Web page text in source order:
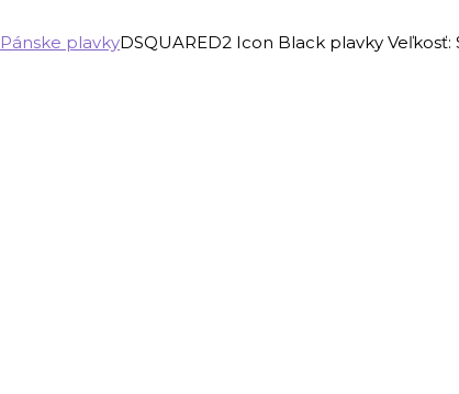
Pánske plavkyDSQUARED2 Icon Black plavky Veľkosť: